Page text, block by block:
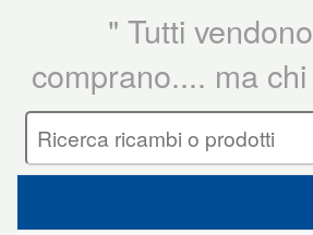
" Tutti
comprano.... ma